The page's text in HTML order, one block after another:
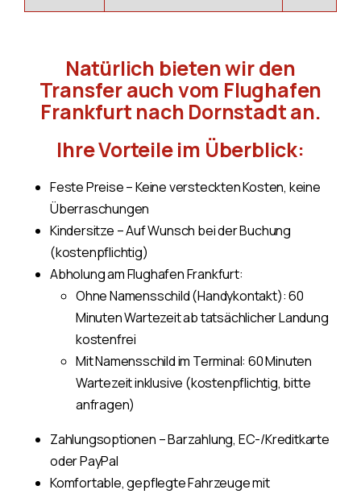
Natürlich bieten wir den
Transfer auch vom Flughafen
Frankfurt nach Dornstadt an.
Ihre Vorteile im Überblick:
Feste Preise – Keine versteckten Kosten, keine
Überraschungen
Kindersitze – Auf Wunsch bei der Buchung
(kostenpflichtig)
Abholung am Flughafen Frankfurt:
Ohne Namensschild (Handykontakt): 60
Minuten Wartezeit ab tatsächlicher Landung
kostenfrei
Mit Namensschild im Terminal: 60 Minuten
Wartezeit inklusive (kostenpflichtig, bitte
anfragen)
Zahlungsoptionen – Barzahlung, EC-/Kreditkarte
oder PayPal
Komfortable, gepflegte Fahrzeuge mit